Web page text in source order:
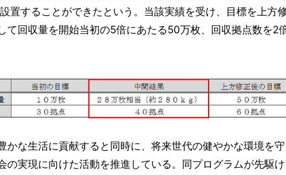
置することができたという。当該実績を受け、目標を上方
て回収量を開始当初の5倍にあたる50万枚、回収拠点数を2
かな生活に貢献すると同時に、将来世代の健やかな環境を守
の実現に向けた活動を推進している。同プログラムが先駆